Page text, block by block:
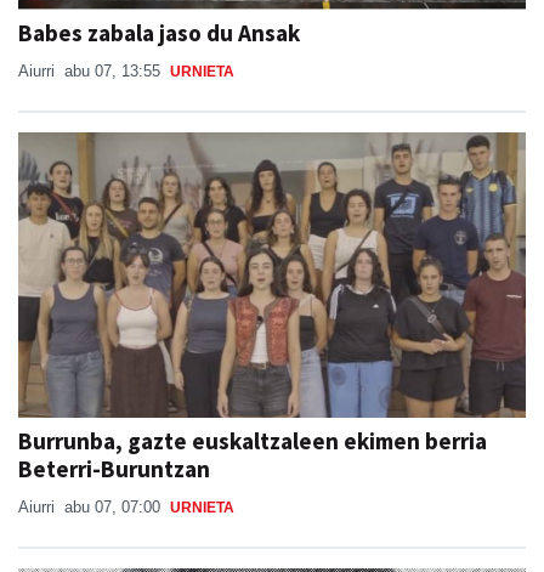
Babes zabala jaso du Ansak
Aiurri abu 07, 13:55 URNIETA
Burrunba, gazte euskaltzaleen ekimen berria
Beterri-Buruntzan
Aiurri abu 07, 07:00 URNIETA